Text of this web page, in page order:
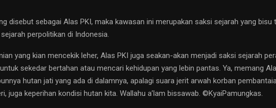
disebut sebagai Alas PKI, maka kawasan ini merupakan saksi sejarah yang
perpolitikan di Indonesia.
yang kian mencekik leher, Alas PKI juga seakan-akan menjadi saksi sejarah
sekedar bertahan atau mencari kehidupan yang lebin pantas. Ya, memang
hutan jati yang ada di dalamnya, apalagi suara jerit arwah korban
juga keperihan kondisi hutan kita. Wallahu a’lam bissawab. ©️KyaiPamungkas.